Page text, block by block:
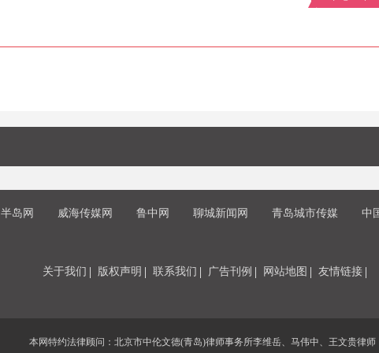
半岛网 威海传媒网 鲁中网 聊城新闻网 青岛城市传媒 中
关于我们 版权声明 联系我们 广告刊例 网站地图 友情链接
本网特约法律顾问：北京市中伦文德(青岛)律师事务所李维岳、马伟中、王文贵律师